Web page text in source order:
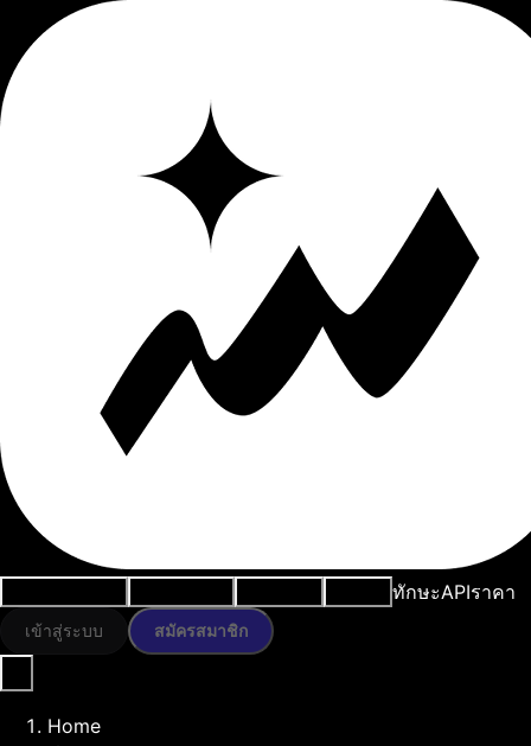
ทักษะAPIราคา
เข้าสู่ระบบ สมัครสมาชิก
Home